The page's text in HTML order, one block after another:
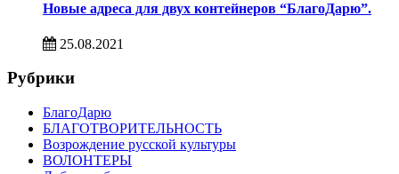
Новые адреса для двух контейнеров “БлагоДарю”.
25.08.2021
Рубрики
БлагоДарю
БЛАГОТВОРИТЕЛЬНОСТЬ
Возрождение русской культуры
ВОЛОНТЕРЫ